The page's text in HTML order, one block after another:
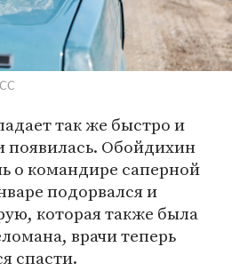
так же быстро и
появилась. Обойдихин
о командире саперной
подорвался и
которая также была
врачи теперь
спасти.